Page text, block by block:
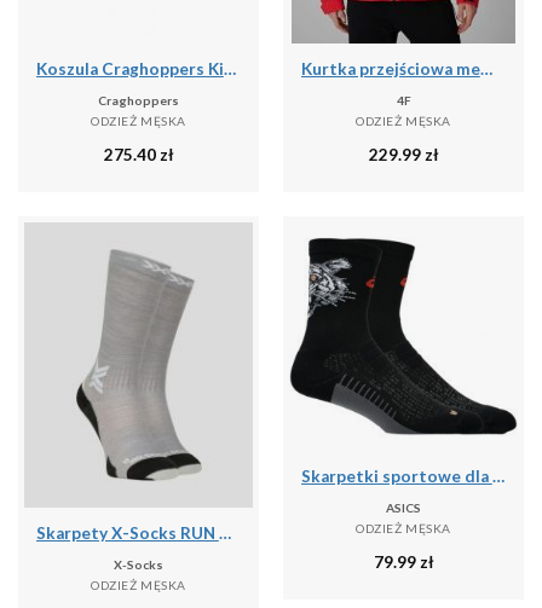
Koszula Craghoppers Kiwi
Craghoppers
ODZIEŻ MĘSKA
275.40zł
Kurtka przejściowa membrana 5000 męska 4F 4FWSS26TTJAM1120
4F
ODZIEŻ MĘSKA
229.99zł
Skarpety X-Socks RUN DISCOVER MERINO CREW G701
X-Socks
ODZIEŻ MĘSKA
Skarpetki sportowe dla dorosłych Performance Run Sock Crew
ASICS
ODZIEŻ MĘSKA
79.99zł